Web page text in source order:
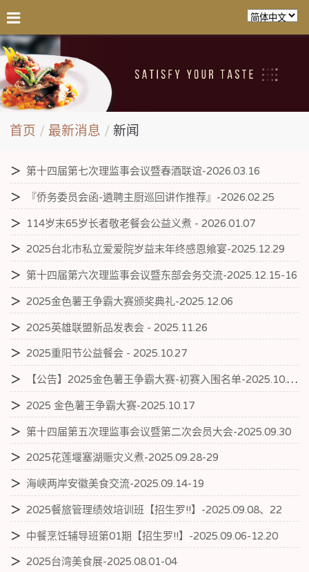
首页 最新消息 新闻
＞ 第十四届第七次理监事会议暨春酒联谊-2026.03.16
＞ 『侨务委员会函-遴聘主厨巡回讲作推荐』-2026.02.25
＞ 114岁末65岁长者敬老餐会公益义煮 - 2026.01.07
＞ 2025台北市私立爱爱院岁益末年终感恩飨宴-2025.12.29
＞ 第十四届第六次理监事会议暨东部会务交流-2025.12.15-16
＞ 2025金色薯王争霸大赛颁奖典礼-2025.12.06
＞ 2025英雄联盟新品发表会 - 2025.11.26
＞ 2025重阳节公益餐会 - 2025.10.27
＞ 【公告】2025金色薯王争霸大赛-初赛入围名单-2025.10.19
＞ 2025 金色薯王争霸大赛-2025.10.17
＞ 第十四届第五次理监事会议暨第二次会员大会-2025.09.30
＞ 2025花莲堰塞湖赈灾义煮-2025.09.28-29
＞ 海峡两岸安徽美食交流-2025.09.14-19
＞ 2025餐旅管理绩效培训班【招生罗!!】-2025.09.08、22
＞ 中餐烹饪辅导班第01期【招生罗!!】-2025.09.06-12.20
＞ 2025台湾美食展-2025.08.01-04